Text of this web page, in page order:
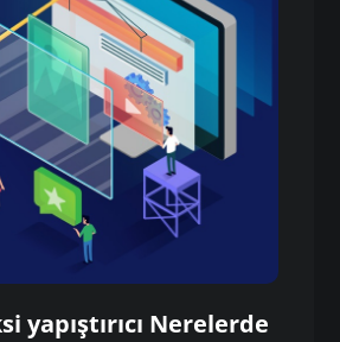
yapıştırıcı Nerelerde